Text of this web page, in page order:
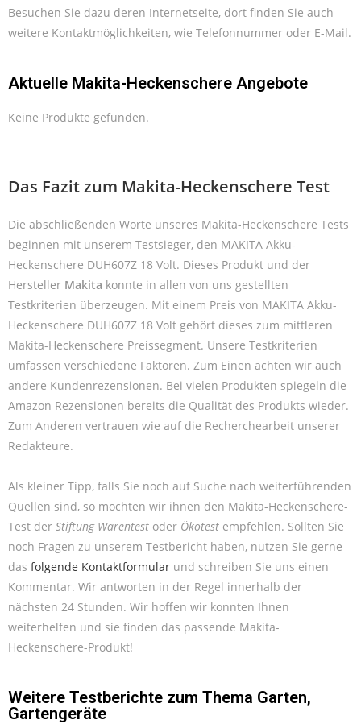
Besuchen Sie dazu deren Internetseite, dort finden Sie auch
weitere Kontaktmöglichkeiten, wie Telefonnummer oder E-Mail.
Aktuelle Makita-Heckenschere Angebote
Keine Produkte gefunden.
Das Fazit zum Makita-Heckenschere Test
Die abschließenden Worte unseres Makita-Heckenschere Tests
beginnen mit unserem Testsieger, den MAKITA Akku-
Heckenschere DUH607Z 18 Volt. Dieses Produkt und der
Hersteller Makita konnte in allen von uns gestellten
Testkriterien überzeugen. Mit einem Preis von MAKITA Akku-
Heckenschere DUH607Z 18 Volt gehört dieses zum mittleren
Makita-Heckenschere Preissegment. Unsere Testkriterien
umfassen verschiedene Faktoren. Zum Einen achten wir auch
andere Kundenrezensionen. Bei vielen Produkten spiegeln die
Amazon Rezensionen bereits die Qualität des Produkts wieder.
Zum Anderen vertrauen wie auf die Recherchearbeit unserer
Redakteure.
Als kleiner Tipp, falls Sie noch auf Suche nach weiterführenden
Quellen sind, so möchten wir ihnen den Makita-Heckenschere-
Test der Stiftung Warentest oder Ökotest empfehlen. Sollten Sie
noch Fragen zu unserem Testbericht haben, nutzen Sie gerne
das folgende Kontaktformular und schreiben Sie uns einen
Kommentar. Wir antworten in der Regel innerhalb der
nächsten 24 Stunden. Wir hoffen wir konnten Ihnen
weiterhelfen und sie finden das passende Makita-
Heckenschere-Produkt!
Weitere Testberichte zum Thema Garten,
Gartengeräte